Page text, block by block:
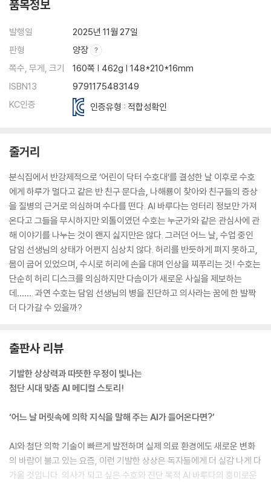
품목정보
발행일
2025년 11월 27일
판형
양장
쪽수, 무게, 크기
160쪽 | 462g | 148*210*16mm
ISBN13
9791175483149
KC인증
인증유형 : 적합성확인
줄거리
분식집에서 반강제적으로 ‘어린이 닥터 수호대’를 결성한 날 이후로 수호
에게 하루가 멀다고 같은 반 친구 문다솜, 나해룡이 찾아와 친구들의 증상
을 질병의 근거로 의심하며 수다를 떤다. AI 바루다는 엉터리 정보만 가져
온다고 그들을 무시하지만 외톨이였던 수호는 누군가와 같은 관심사에 관
해 이야기를 나누는 것이 왠지 싫지만은 않다. 그러던 어느 날, 수업 중인
담임 선생님의 상태가 어쩐지 심상치 않다. 허리를 반듯하게 펴지 못하고,
몸이 굽어 있었으며, 수시로 허리에 손을 대며 인상을 찌푸리는 것! 수호는
단순히 허리 디스크를 의심하지만 다솜이가 새로운 사실을 제보하는
데……. 과연 수호는 담임 선생님의 병을 진단하고 의사라는 꿈에 한 발짝
더 다가갈 수 있을까?
출판사 리뷰
기발한 상상력과 따뜻한 우정이 빛나는
첨단 시대 맞춤 AI 메디컬 스토리!
‘어느 날 머릿속에 의학 지식을 말해 주는 AI가 들어온다면?’
AI와 첨단 의학 기술이 빠르게 발전하며 실제 의료 환경에도 새로운 변화
의 바람이 불고 있는 요즘, 이런 기발한 상상은 독자들에게 더 실감 나게 다
가올 것입니다. 의사가 되고 싶은 수호와 진단 목적 AI 바루다의 흥미로운